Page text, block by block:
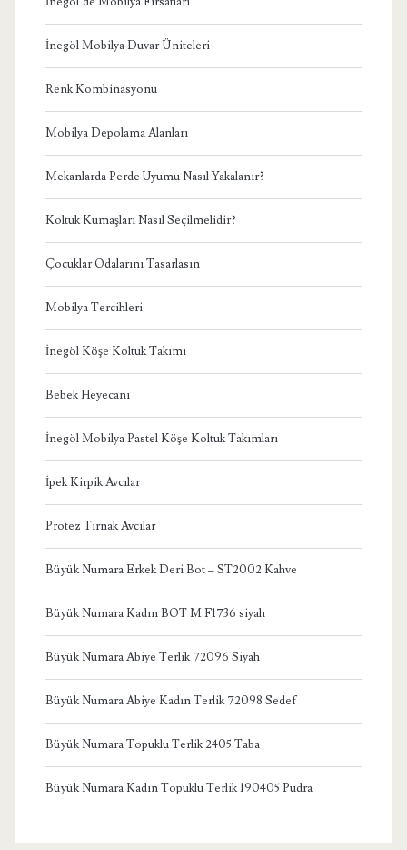
İnegöl Mobilya Duvar Üniteleri
Renk Kombinasyonu
Mobilya Depolama Alanları
Mekanlarda Perde Uyumu Nasıl Yakalanır?
Koltuk Kumaşları Nasıl Seçilmelidir?
Çocuklar Odalarını Tasarlasın
Mobilya Tercihleri
İnegöl Köşe Koltuk Takımı
Bebek Heyecanı
İnegöl Mobilya Pastel Köşe Koltuk Takımları
İpek Kirpik Avcılar
Protez Tırnak Avcılar
Büyük Numara Erkek Deri Bot – ST2002 Kahve
Büyük Numara Kadın BOT M.F1736 siyah
Büyük Numara Abiye Terlik 72096 Siyah
Büyük Numara Abiye Kadın Terlik 72098 Sedef
Büyük Numara Topuklu Terlik 2405 Taba
Büyük Numara Kadın Topuklu Terlik 190405 Pudra